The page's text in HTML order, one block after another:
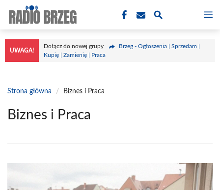
treści
UWAGA!
Dołącz do nowej grupy
Brzeg - Ogłoszenia | Sprzedam |
Kupię | Zamienię | Praca
Strona główna / Biznes i Praca
Biznes i Praca